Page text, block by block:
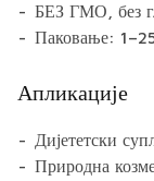
БЕЗ ГМО, без
Паковање:
Апликације
Дијететски
Природна